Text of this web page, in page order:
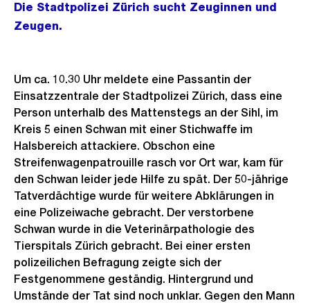
Die Stadtpolizei Zürich sucht Zeuginnen und
Zeugen.
Um ca. 10.30 Uhr meldete eine Passantin der
Einsatzzentrale der Stadtpolizei Zürich, dass eine
Person unterhalb des Mattenstegs an der Sihl, im
Kreis 5 einen Schwan mit einer Stichwaffe im
Halsbereich attackiere. Obschon eine
Streifenwagenpatrouille rasch vor Ort war, kam für
den Schwan leider jede Hilfe zu spät. Der 50-jährige
Tatverdächtige wurde für weitere Abklärungen in
eine Polizeiwache gebracht. Der verstorbene
Schwan wurde in die Veterinärpathologie des
Tierspitals Zürich gebracht. Bei einer ersten
polizeilichen Befragung zeigte sich der
Festgenommene geständig. Hintergrund und
Umstände der Tat sind noch unklar. Gegen den Mann